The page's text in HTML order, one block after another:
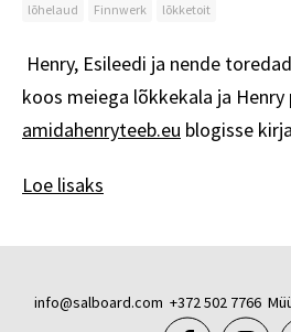
lõhelaud
Finnwerk lõkketoit
Henry, Esileedi ja nende
koos meiega lõkkekala ja
amidahenryteeb.eu blogisse
Loe lisaks
info@salboard.com +372 502 7766